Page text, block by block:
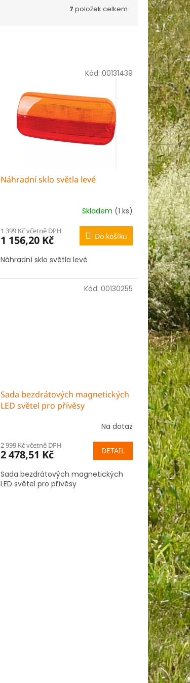
7 položek celkem
Náhradní sklo světla levé
Skladem (1 ks)
1 399 Kč včetně DPH
1 156,20 Kč Do košíku
Náhradní sklo světla levé
Kód: 00131439
Sada bezdrátových magnetických
LED světel pro přívěsy
Na dotaz
2 999 Kč včetně DPH
2 478,51 Kč DETAIL
Sada bezdrátových magnetických
LED světel pro přívěsy
Kód: 00130255